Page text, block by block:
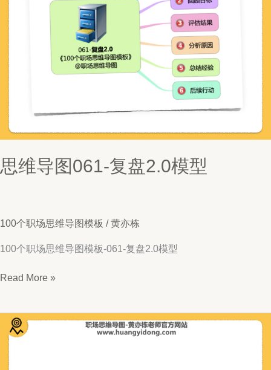
思维导图061-复盘2.0模型
100个职场思维导图模板 /黄亦栋
100个职场思维导图模板-061-复盘2.0模型
思
061-
复
盘
Read More »